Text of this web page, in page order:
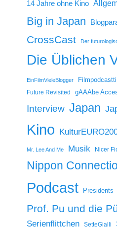
14 Jahre ohne Kino
Big in Japan
CrossCast Der
Die Üblichen
EinFilmVieleBlogger
Future Revisited
gAAAbe
Interview Japan
Kino
Mr. Lee And Me Musik Nicer
Nippon
Podcast Presidents
Prof. Pu und die
Serienflittchen SetteGialli